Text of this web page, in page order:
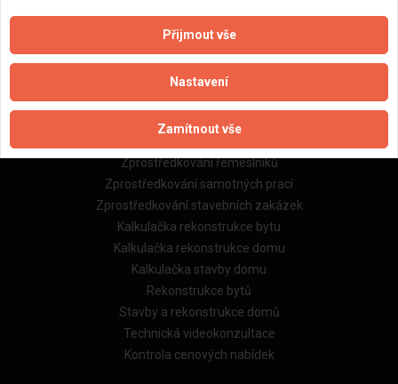
Obchodní podmínky (rozpočtování)
Reference
Naše excelové tabulky online
Naše služby
Zprostředkování řemeslníků
Zprostředkování samotných prací
Zprostředkování stavebních zakázek
Kalkulačka rekonstrukce bytu
Kalkulačka rekonstrukce domu
Kalkulačka stavby domu
Rekonstrukce bytů
Stavby a rekonstrukce domů
Technická videokonzultace
Kontrola cenových nabídek
Přijmout vše
Nastavení
Zamítnout vše